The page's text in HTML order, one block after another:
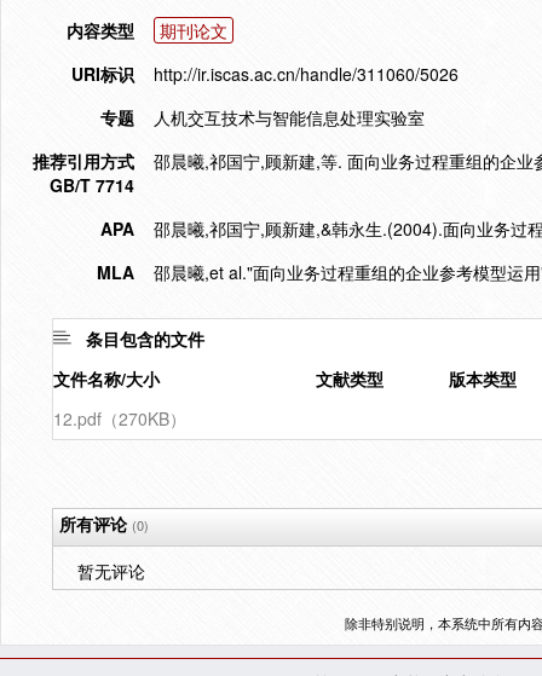
内容类型
期刊论文
URI标识
http://ir.iscas.ac.cn/handle/311060/5026
专题
人机交互技术与智能信息处理实验室
推荐引用方式
GB/T 7714
邵晨曦,祁国宁,顾新建,等. 面向业务过程重组的企
APA
邵晨曦,祁国宁,顾新建,&韩永生.(2004).面向业务过
MLA
邵晨曦,et al."面向业务过程重组的企业参考模型运
条目包含的文件
文件名称/大小
文献类型
版本类型
12.pdf（270KB）
所有评论(0)
暂无评论
除非特别说明，本系统中所有内